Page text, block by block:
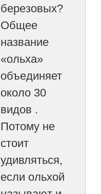
березовых?
Общее
название
«ольха»
объединяет
около 30
видов .
Потому не
стоит
удивляться,
если ольхой